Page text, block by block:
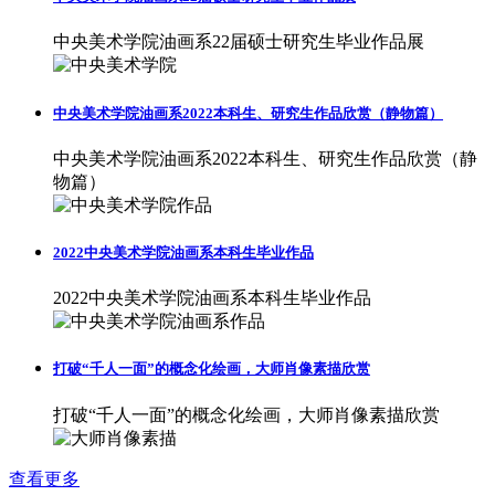
中央美术学院油画系22届硕士研究生毕业作品展
中央美术学院油画系2022本科生、研究生作品欣赏（静物篇）
中央美术学院油画系2022本科生、研究生作品欣赏（静
物篇）
2022中央美术学院油画系本科生毕业作品
2022中央美术学院油画系本科生毕业作品
打破“千人一面”的概念化绘画，大师肖像素描欣赏
打破“千人一面”的概念化绘画，大师肖像素描欣赏
查看更多